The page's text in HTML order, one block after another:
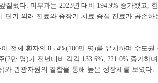
질렀다. 피부과는 2023년 대비 194.9% 증가했고,
단기 외래 진료와 중장기 치료 중심 진료가 공존
전체 환자의 85.4%(100만 명)를 유치하며 수도
(2만 명)가 전년대비 각각 133.6%, 221.0% 증가하
)와 관광자원의 결합을 통해 높은 성장세를 보였다.